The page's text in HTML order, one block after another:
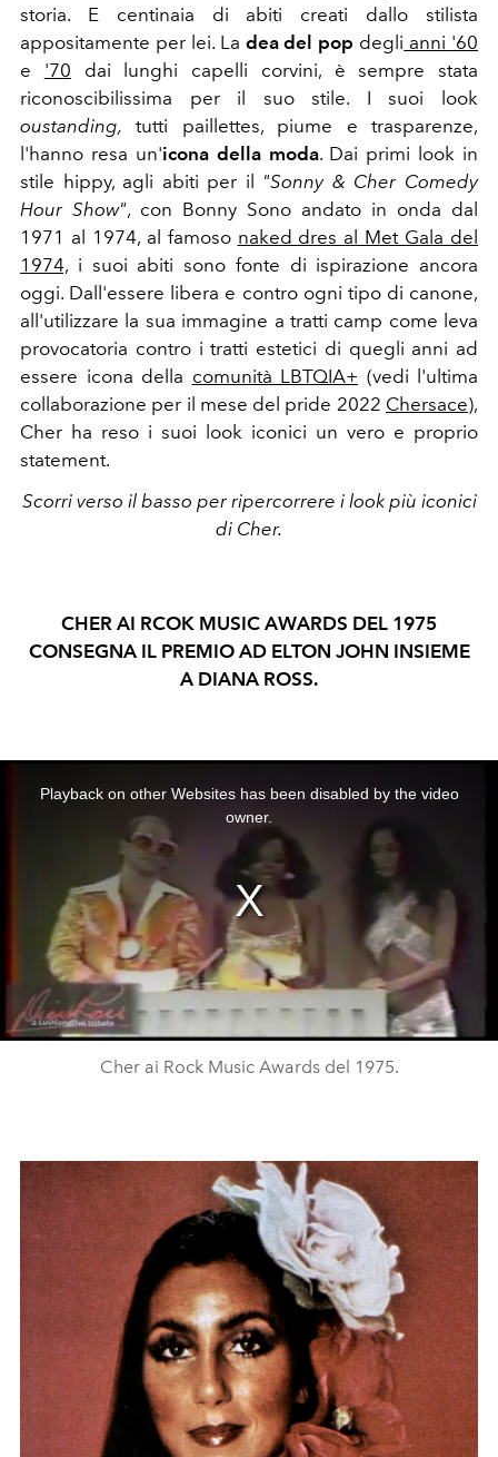
storia. E centinaia di abiti creati dallo stilista
appositamente per lei. La dea del pop degli anni '60
e '70 dai lunghi capelli corvini, è sempre stata
riconoscibilissima per il suo stile. I suoi look
oustanding, tutti paillettes, piume e trasparenze,
l'hanno resa un'icona della moda. Dai primi look in
stile hippy, agli abiti per il "Sonny & Cher Comedy
Hour Show", con Bonny Sono andato in onda dal
1971 al 1974, al famoso naked dres al Met Gala del
1974, i suoi abiti sono fonte di ispirazione ancora
oggi. Dall'essere libera e contro ogni tipo di canone,
all'utilizzare la sua immagine a tratti camp come leva
provocatoria contro i tratti estetici di quegli anni ad
essere icona della comunità LBTQIA+ (vedi l'ultima
collaborazione per il mese del pride 2022 Chersace),
Cher ha reso i suoi look iconici un vero e proprio
statement.
Scorri verso il basso per ripercorrere i look più iconici
di Cher.
CHER AI RCOK MUSIC AWARDS DEL 1975
CONSEGNA IL PREMIO AD ELTON JOHN INSIEME
A DIANA ROSS.
This
Playback on other Websites has been disabled by the video
owner.
Cher ai Rock Music Awards del 1975.